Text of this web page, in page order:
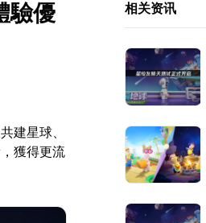
驗優
建星球、
獲得更流
相关资讯